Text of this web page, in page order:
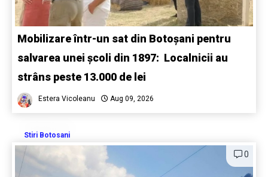
Mobilizare într-un sat din Botoșani pentru
salvarea unei școli din 1897: Localnicii au
strâns peste 13.000 de lei
Estera Vicoleanu Aug 09, 2026
Stiri Botosani
0